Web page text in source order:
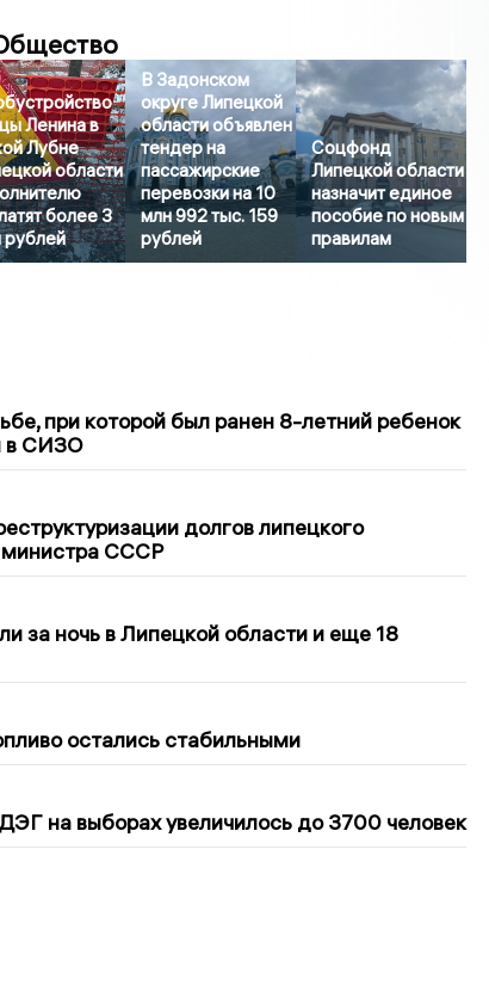
Ленина в
Лубне
области
более 3
рублей
В Задонском
округе Липецкой
области объявлен
тендер на
пассажирские
перевозки на 10
млн 992 тыс. 159
рублей
Соцфонд
Липецкой области
назначит единое
пособие по новым
правилам
при которой был ранен 8-летний ребенок
в СИЗО
долгов липецкого
министра СССР
за ночь в Липецкой области и еще 18
остались стабильными
на выборах увеличилось до 3700 человек